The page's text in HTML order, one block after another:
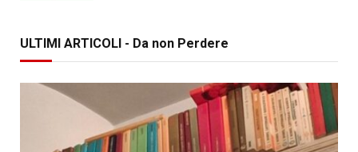
ULTIMI ARTICOLI - Da non Perdere